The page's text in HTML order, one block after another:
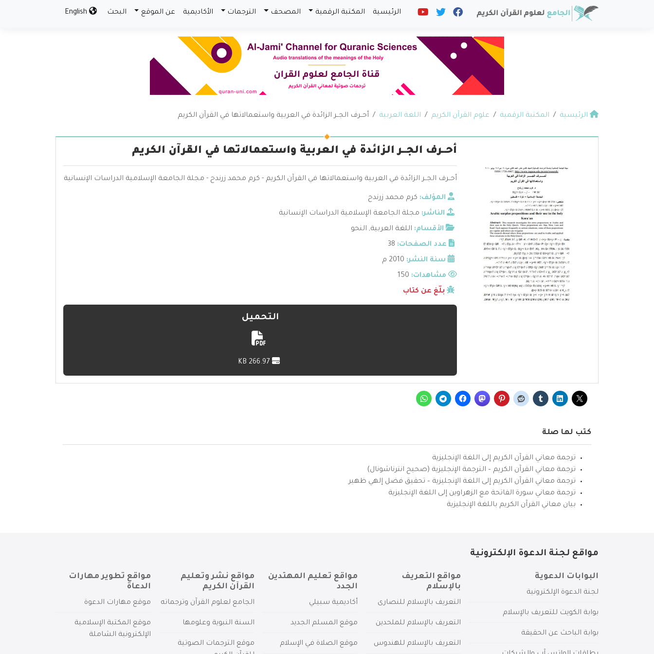
الرئيسية المكتبة الرقمية المصحف الترجمات الأكاديمية عن الموقع البحث
الرئيسية المكتبة الرقمية علوم القرآن الكريم اللغة العربية أحــرف الجــر الزائدة في العربية واستعمالاتها في القرآن الكريم
أحــرف الجــر الزائدة في العربية واستعمالاتها في القرآن الكريم
أحــرف الجــر الزائدة في العربية واستعمالاتها في القرآن الكريم - كرم محمد زرندح - مجلة الجامعة الإسلامية الدراسات الإنسانية
المؤلف: كرم محمد زرندح
الناشر: مجلة الجامعة الإسلامية الدراسات الإنسانية
الأقسام: اللغة العربية, النحو
عدد الصفحات: 38
سنة النشر: 2010 م
مشاهدات:
بلّغ عن كتاب
التحميل
كتب لها صلة
ترجمة معاني القرآن الكريم إلى اللغة الإنجليزية
ترجمة معاني القرآن الكريم – الترجمة الإنجليزية (صحيح انترناشونال)
ترجمة معاني القرآن الكريم إلى اللغة الإنجليزية – تحقيق فضل إلهي ظهير
ترجمة معاني سورة الفاتحة مع الزهراوين إلى اللغة الإنجليزية
بيان معاني القرآن الكريم باللغة الإنجليزية
مواقع لجنة الدعوة الإلكترونية
البوابات الدعوية
لجنة الدعوة الإلكترونية
بوابة الكويت للتعريف بالإسلام
بوابة الباحث عن الحقيقة
مواقع التعريف
بالإسلام
التعريف بالإسلام للنصارى
التعريف بالإسلام للملحدين
التعريف بالإسلام للهندوس
مواقع تعليم المهتدين
الجدد
أكاديمية سبيلي
موقع المسلم الجديد
موقع الصلاة في الإسلام
مواقع نشر وتعليم
القرآن الكريم
الجامع لعلوم القرآن وترجماته
السنة النبوية وعلومها
موقع الترجمات الصوتية
مواقع تطوير مهارات
الدعاة
موقع مهارات الدعوة
موقع المكتبة الإسلامية
الإلكترونية الشاملة